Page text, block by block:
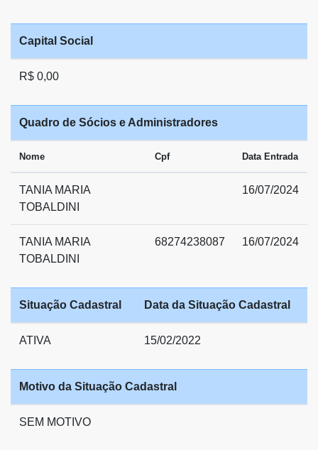
Capital Social
R$ 0,00
Quadro de Sócios e Administradores
Nome Cpf Data Entrada
TANIA MARIA
TOBALDINI
16/07/2024
TANIA MARIA
TOBALDINI
68274238087 16/07/2024
Situação Cadastral Data da Situação Cadastral
ATIVA 15/02/2022
Motivo da Situação Cadastral
SEM MOTIVO